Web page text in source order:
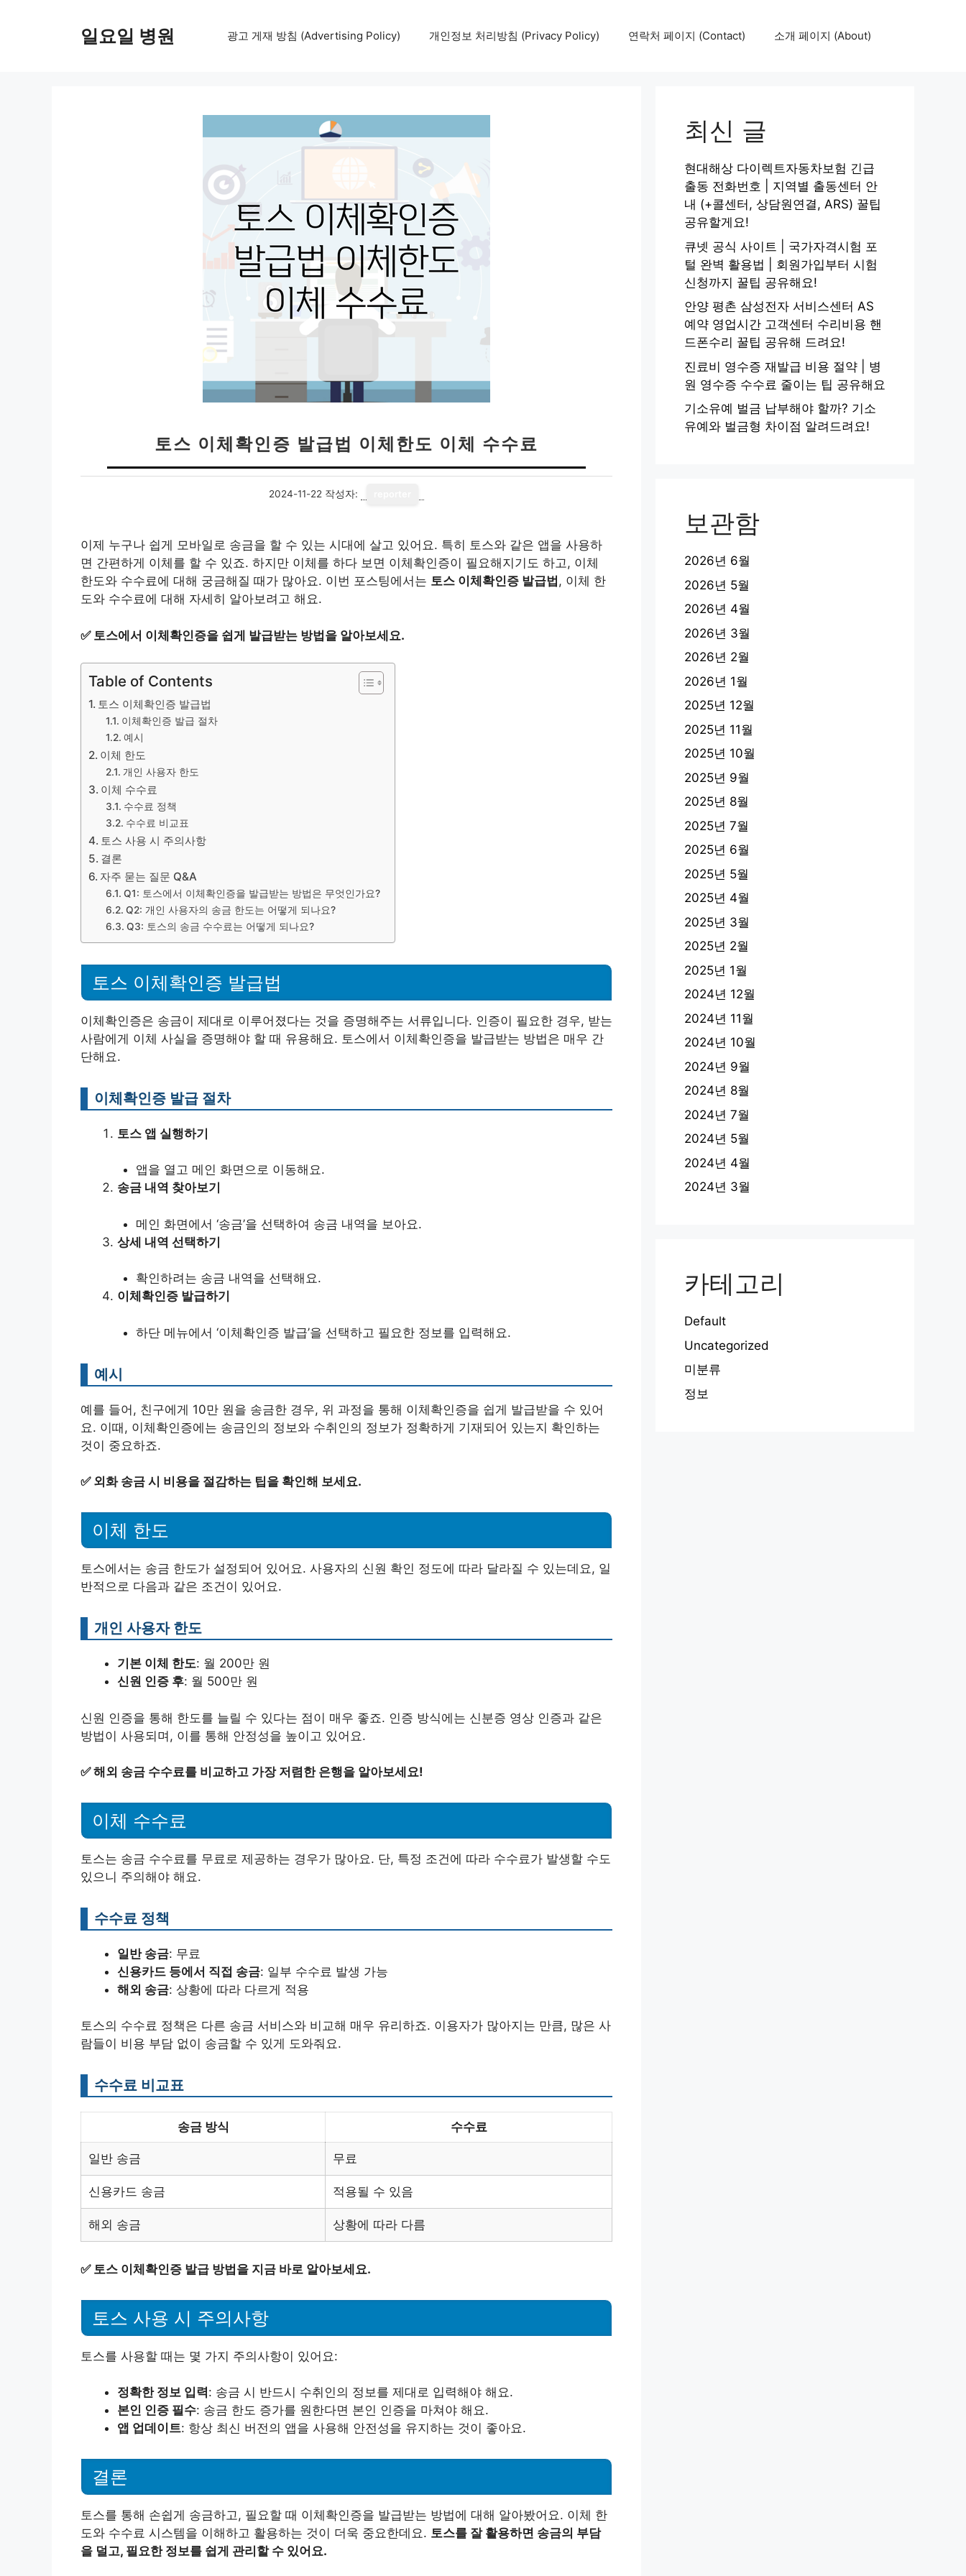
일요일 병원 광고 게재 방침 (Advertising Policy) 개인정보 처리방침 (Privacy Policy) 연락처 페이지 (Contact) 소개 페이지 (About)
토스 이체확인증 발급법 이체한도 이체 수수료
2024-11-22 작성자:
이제 누구나 쉽게 모바일로 송금을 할 수 있는 시대에 살고 있어요. 특히 토스와 같은 앱을 사용하
면 간편하게 이체를 할 수 있죠. 하지만 이체를 하다 보면 이체확인증이 필요해지기도 하고, 이체
한도와 수수료에 대해 궁금해질 때가 많아요. 이번 포스팅에서는 토스 이체확인증 발급법 , 이체 한
도와 수수료에 대해 자세히 알아보려고 해요.
✅ 토스에서 이체확인증을 쉽게 발급받는 방법을 알아보세요.
Table of Contents
토스 이체확인증 발급법
이체확인증 발급 절차
예시
이체 한도
개인 사용자 한도
이체 수수료
수수료 정책
수수료 비교표
토스 사용 시 주의사항
결론
자주 묻는 질문 Q&A
Q1: 토스에서 이체확인증을 발급받는 방법은 무엇인가요?
Q2: 개인 사용자의 송금 한도는 어떻게 되나요?
Q3: 토스의 송금 수수료는 어떻게 되나요?
토스 이체확인증 발급법
이체확인증은 송금이 제대로 이루어졌다는 것을 증명해주는 서류입니다. 인증이 필요한 경우, 받는
사람에게 이체 사실을 증명해야 할 때 유용해요. 토스에서 이체확인증을 발급받는 방법은 매우 간
단해요.
이체확인증 발급 절차
토스 앱 실행하기
앱을 열고 메인 화면으로 이동해요.
송금 내역 찾아보기
메인 화면에서 ‘송금’을 선택하여 송금 내역을 보아요.
상세 내역 선택하기
확인하려는 송금 내역을 선택해요.
이체확인증 발급하기
하단 메뉴에서 ‘이체확인증 발급’을 선택하고 필요한 정보를 입력해요.
예시
예를 들어, 친구에게 10만 원을 송금한 경우, 위 과정을 통해 이체확인증을 쉽게 발급받을 수 있어
요. 이때, 이체확인증에는 송금인의 정보와 수취인의 정보가 정확하게 기재되어 있는지 확인하는
것이 중요하죠.
✅ 외화 송금 시 비용을 절감하는 팁을 확인해 보세요.
이체 한도
토스에서는 송금 한도가 설정되어 있어요. 사용자의 신원 확인 정도에 따라 달라질 수 있는데요, 일
반적으로 다음과 같은 조건이 있어요.
개인 사용자 한도
기본 이체 한도: 월 200만 원
신원 인증 후: 월 500만 원
신원 인증을 통해 한도를 늘릴 수 있다는 점이 매우 좋죠. 인증 방식에는 신분증 영상 인증과 같은
방법이 사용되며, 이를 통해 안정성을 높이고 있어요.
✅해외 송금 수수료를 비교하고 가장 저렴한 은행을 알아보세요!
이체 수수료
토스는 송금 수수료를 무료로 제공하는 경우가 많아요. 단, 특정 조건에 따라 수수료가 발생할 수도
있으니 주의해야 해요.
수수료 정책
일반 송금: 무료
신용카드 등에서 직접 송금: 일부 수수료 발생 가능
해외 송금: 상황에 따라 다르게 적용
토스의 수수료 정책은 다른 송금 서비스와 비교해 매우 유리하죠. 이용자가 많아지는 만큼, 많은 사
람들이 비용 부담 없이 송금할 수 있게 도와줘요.
수수료 비교표
송금 방식 수수료
일반 송금 무료
신용카드 송금 적용될 수 있음
해외 송금 상황에 따라 다름
✅ 토스 이체확인증 발급 방법을 지금 바로 알아보세요.
토스 사용 시 주의사항
토스를 사용할 때는 몇 가지 주의사항이 있어요:
정확한 정보 입력: 송금 시 반드시 수취인의 정보를 제대로 입력해야 해요.
본인 인증 필수: 송금 한도 증가를 원한다면 본인 인증을 마쳐야 해요.
앱 업데이트: 항상 최신 버전의 앱을 사용해 안전성을 유지하는 것이 좋아요.
결론
토스를 통해 손쉽게 송금하고, 필요할 때 이체확인증을 발급받는 방법에 대해 알아봤어요. 이체 한
도와 수수료 시스템을 이해하고 활용하는 것이 더욱 중요한데요. 토스를 잘 활용하면 송금의 부담
을 덜고, 필요한 정보를 쉽게 관리할 수 있어요.
최신 글
현대해상 다이렉트자동차보험 긴급
출동 전화번호 | 지역별 출동센터 안
내 (+콜센터, 상담원연결, ARS) 꿀팁
공유할게요!
큐넷 공식 사이트 | 국가자격시험 포
털 완벽 활용법 | 회원가입부터 시험
신청까지 꿀팁 공유해요!
안양 평촌 삼성전자 서비스센터 AS
예약 영업시간 고객센터 수리비용 핸
드폰수리 꿀팁 공유해 드려요!
진료비 영수증 재발급 비용 절약 | 병
원 영수증 수수료 줄이는 팁 공유해요
기소유예 벌금 납부해야 할까? 기소
유예와 벌금형 차이점 알려드려요!
보관함
2026년 6월
2026년 5월
2026년 4월
2026년 3월
2026년 2월
2026년 1월
2025년 12월
2025년 11월
2025년 10월
2025년 9월
2025년 8월
2025년 7월
2025년 6월
2025년 5월
2025년 4월
2025년 3월
2025년 2월
2025년 1월
2024년 12월
2024년 11월
2024년 10월
2024년 9월
2024년 8월
2024년 7월
2024년 5월
2024년 4월
2024년 3월
카테고리
Default
Uncategorized
미분류
정보